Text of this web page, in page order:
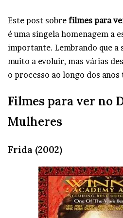
Este post sobre filmes para
é uma singela homenagem a
importante. Lembrando que a
muito a evoluir, mas várias
o processo ao longo dos
Filmes para ver no
Mulheres
Frida (2002)